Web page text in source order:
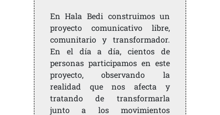
En Hala Bedi construimos un
proyecto comunicativo libre,
comunitario y transformador.
En el día a día, cientos de
personas participamos en este
proyecto, observando la
realidad que nos afecta y
tratando de transformarla
junto a los movimientos